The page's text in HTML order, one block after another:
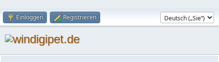
Einloggen Registrieren